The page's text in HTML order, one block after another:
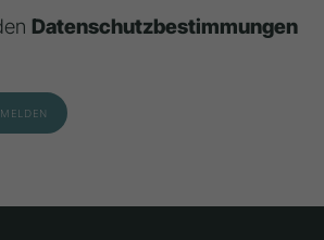
Datenschutzbestimmungen